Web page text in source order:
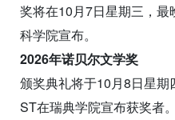
奖将在10月7日星期三，
科学院宣布。
2026年诺贝尔文学奖
颁奖典礼将于10月8日星
ST在瑞典学院宣布获奖者。